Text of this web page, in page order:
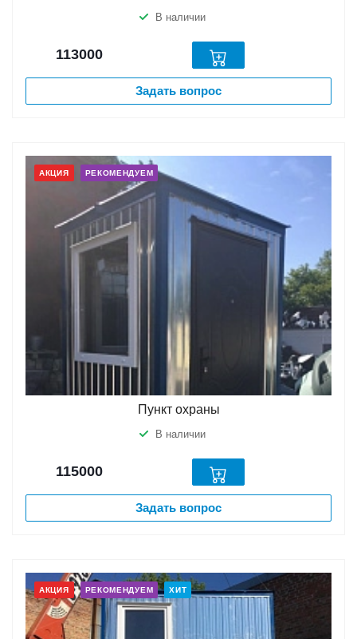
В наличии
113000
Задать вопрос
АКЦИЯ РЕКОМЕНДУЕМ
Пункт охраны
В наличии
115000
Задать вопрос
АКЦИЯ РЕКОМЕНДУЕМ ХИТ